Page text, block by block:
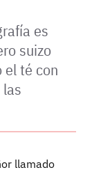
es
suizo
el té con
llamado